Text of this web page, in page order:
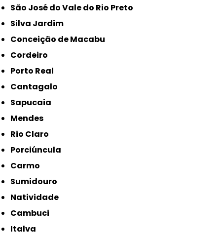
São José do Vale do Rio Preto
Silva Jardim
Conceição de Macabu
Cordeiro
Porto Real
Cantagalo
Sapucaia
Mendes
Rio Claro
Porciúncula
Carmo
Sumidouro
Natividade
Cambuci
Italva